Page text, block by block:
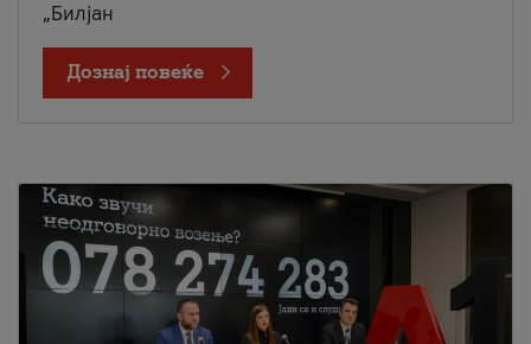
„Билјан
Дознај повеќе